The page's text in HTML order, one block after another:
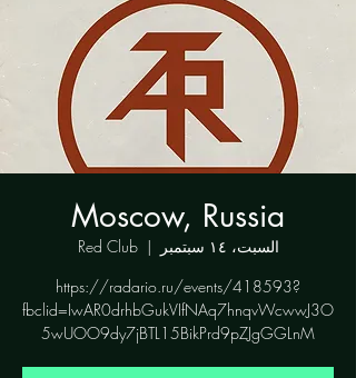
Moscow, Russia
السبت، ١٤ سبتمبر
  |
Red Club
https://radario.ru/events/418593?
fbclid=IwAR0drhbGukVIfNAq7hnqvWcwwJ3O
5wUOO9dy7jBTL15BikPrd9pZJgGGLnM